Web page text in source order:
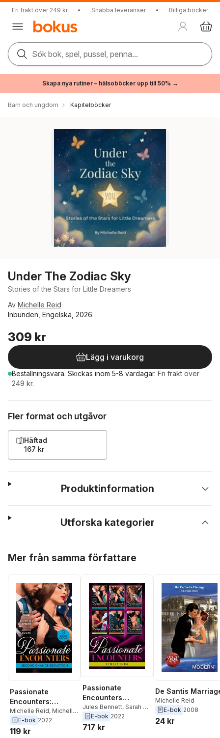
Fri frakt över 249 kr • Snabba leveranser • Billiga böcker
Sök bok, spel, pussel, penna...
Skapa nya rutiner – hälsoböcker upp till 50% →
Barn och ungdom Kapitelböcker
Under The Zodiac Sky
Stories of the Stars for Little Dreamers
Av Michelle Reid
Inbunden, Engelska, 2026
309 kr
Lägg i varukorg
Beställningsvara. Skickas inom 5-8 vardagar. Fri frakt över
249 kr.
Fler format och utgåvor
Häftad
167 kr
Produktinformation
Utforska kategorier
Mer från samma författare
Passionate
Encounters:
Second Chance
Seduction
Michelle Reid, Michelle
Smart,Jennie Lucas
E-bok 2022
119 kr
Passionate
Encounters
Collection
Jules Bennett, Sarah M.
Anderson ,Lindsay
Armstrong
E-bok 2022
717 kr
De Santis
Michelle Reid
E-bok 2008
24 kr